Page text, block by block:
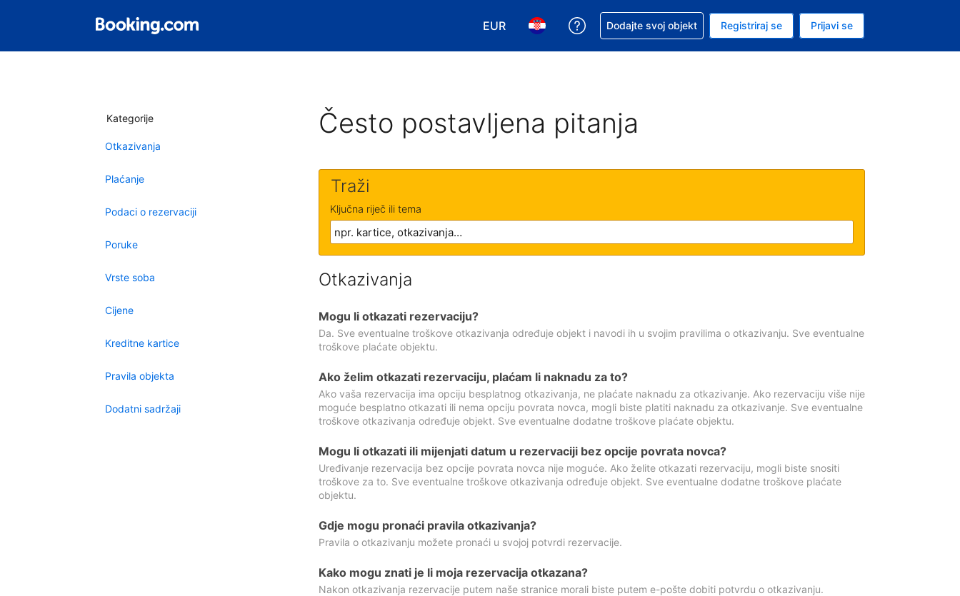
EUR
Odaberite valutu. Vaša je trenutačna valuta EUR
Odaberite svoj jezik. Vaš je trenutačni jezik Hrvatskom
Zatražite pomoć sa svojom rezervacijom
Dodajte svoj objekt Registriraj se Prijavi se
Kategorije
Otkazivanja
Plaćanje
Podaci o rezervaciji
Poruke
Vrste soba
Cijene
Kreditne kartice
Pravila objekta
Dodatni sadržaji
Često postavljena pitanja
Traži
Ključna riječ ili tema
Otkazivanja
Mogu li otkazati rezervaciju?
Da. Sve eventualne troškove otkazivanja određuje objekt i navodi ih u svojim pravilima o otkazivanju. Sve eventualne
troškove plaćate objektu.
Ako želim otkazati rezervaciju, plaćam li naknadu za to?
Ako vaša rezervacija ima opciju besplatnog otkazivanja, ne plaćate naknadu za otkazivanje. Ako rezervaciju više nije
moguće besplatno otkazati ili nema opciju povrata novca, mogli biste platiti naknadu za otkazivanje. Sve eventualne
troškove otkazivanja određuje objekt. Sve eventualne dodatne troškove plaćate objektu.
Mogu li otkazati ili mijenjati datum u rezervaciji bez opcije povrata novca?
Uređivanje rezervacija bez opcije povrata novca nije moguće. Ako želite otkazati rezervaciju, mogli biste snositi
troškove za to. Sve eventualne troškove otkazivanja određuje objekt. Sve eventualne dodatne troškove plaćate
objektu.
Gdje mogu pronaći pravila otkazivanja?
Pravila o otkazivanju možete pronaći u svojoj potvrdi rezervacije.
Kako mogu znati je li moja rezervacija otkazana?
Nakon otkazivanja rezervacije putem naše stranice morali biste putem e-pošte dobiti potvrdu o otkazivanju.